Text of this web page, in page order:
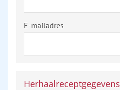
E-mailadres
Herhaalreceptgegevens